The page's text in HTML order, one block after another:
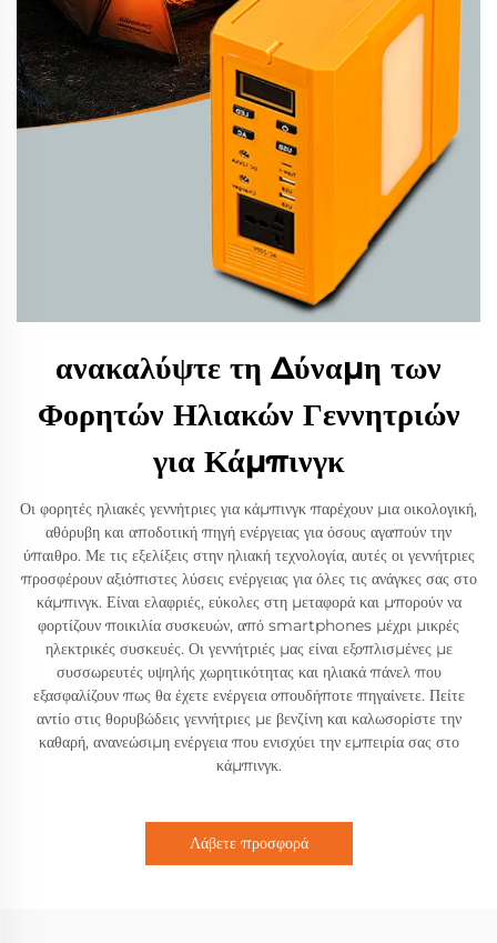
ανακαλύψτε τη Δύναμη των
Φορητών Ηλιακών Γεννητριών
για Κάμπινγκ
Οι φορητές ηλιακές γεννήτριες για κάμπινγκ παρέχουν μια οικολογική,
αθόρυβη και αποδοτική πηγή ενέργειας για όσους αγαπούν την
ύπαιθρο. Με τις εξελίξεις στην ηλιακή τεχνολογία, αυτές οι γεννήτριες
προσφέρουν αξιόπιστες λύσεις ενέργειας για όλες τις ανάγκες σας στο
κάμπινγκ. Είναι ελαφριές, εύκολες στη μεταφορά και μπορούν να
φορτίζουν ποικιλία συσκευών, από smartphones μέχρι μικρές
ηλεκτρικές συσκευές. Οι γεννήτριές μας είναι εξοπλισμένες με
συσσωρευτές υψηλής χωρητικότητας και ηλιακά πάνελ που
εξασφαλίζουν πως θα έχετε ενέργεια οπουδήποτε πηγαίνετε. Πείτε
αντίο στις θορυβώδεις γεννήτριες με βενζίνη και καλωσορίστε την
καθαρή, ανανεώσιμη ενέργεια που ενισχύει την εμπειρία σας στο
κάμπινγκ.
Λάβετε προσφορά